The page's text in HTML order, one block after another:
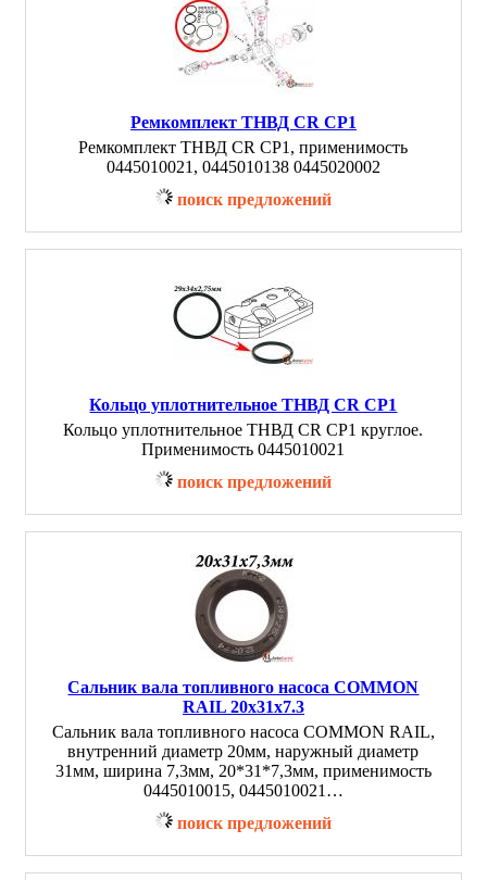
Ремкомплект ТНВД CR CP1
Ремкомплект ТНВД CR CP1, применимость
0445010021, 0445010138 0445020002
поиск предложений
Кольцо уплотнительное ТНВД CR CP1
Кольцо уплотнительное ТНВД CR CP1 круглое.
Применимость 0445010021
поиск предложений
Сальник вала топливного насоса COMMON
RAIL 20x31x7.3
Сальник вала топливного насоса COMMON RAIL,
внутренний диаметр 20мм, наружный диаметр
31мм, ширина 7,3мм, 20*31*7,3мм, применимость
0445010015, 0445010021…
поиск предложений